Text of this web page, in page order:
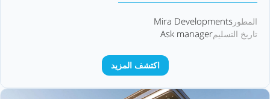
المطور Mira Developments
تاريخ التسليمAsk manager
اكتشف المزيد